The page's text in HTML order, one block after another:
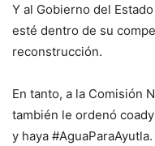
Y al Gobierno del
esté dentro de su
reconstrucción.
En tanto, a la Comisión
también le ordenó
y haya #AguaParaAyutla.